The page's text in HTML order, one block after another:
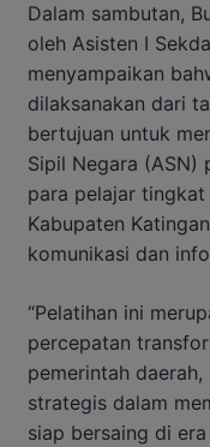
Dalam sambutan,
oleh Asisten I
menyampaikan
dilaksanakan dari
bertujuan untuk
Sipil Negara (ASN)
para pelajar
Kabupaten
komunikasi dan
“Pelatihan ini
percepatan
pemerintah
strategis dalam
siap bersaing di